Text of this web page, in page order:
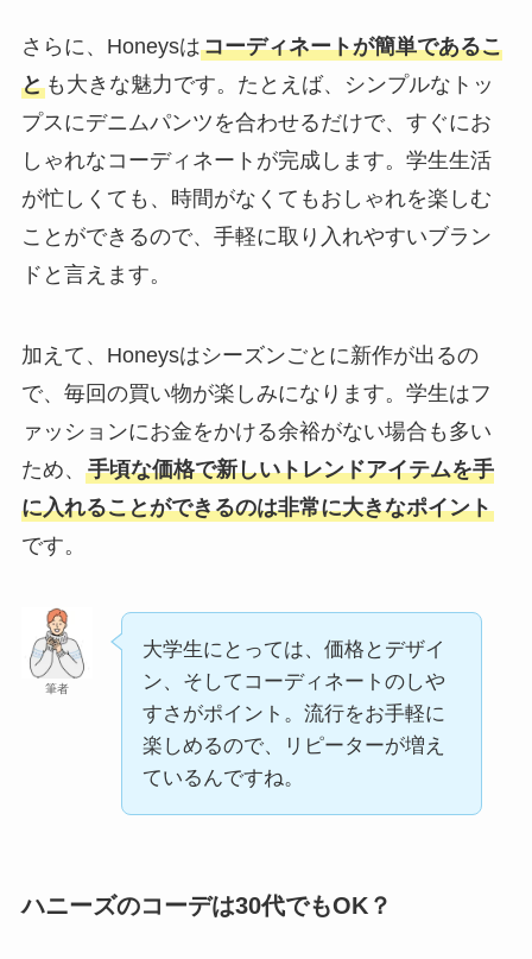
さらに、Honeysはコーディネートが簡単であるこ
とも大きな魅力です。たとえば、シンプルなトッ
プスにデニムパンツを合わせるだけで、すぐにお
しゃれなコーディネートが完成します。学生生活
が忙しくても、時間がなくてもおしゃれを楽しむ
ことができるので、手軽に取り入れやすいブラン
ドと言えます。
加えて、Honeysはシーズンごとに新作が出るの
で、毎回の買い物が楽しみになります。学生はフ
ァッションにお金をかける余裕がない場合も多い
ため、 手頃な価格で新しいトレンドアイテムを手
に入れることができるのは非常に大きなポイント
です。
筆者
大学生にとっては、価格とデザイ
ン、そしてコーディネートのしや
すさがポイント。流行をお手軽に
楽しめるので、リピーターが増え
ているんですね。
ハニーズのコーデは30代でもOK？